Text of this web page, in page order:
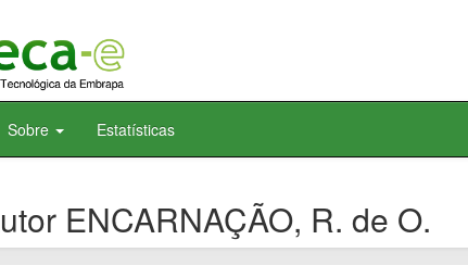
Sobre Estatísticas
ENCARNAÇÃO, R. de O.